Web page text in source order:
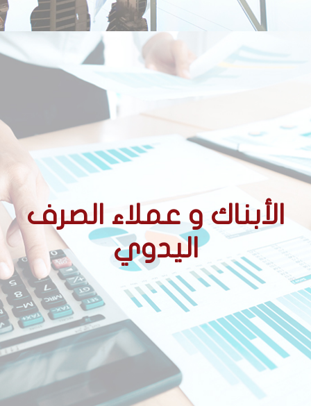
الأبناك و عملاء الصرف
اليدوي
الأحكام التنظيمية المتعلقة
بالوسطاء المعتمدين
ممارسة نشاط الصرف اليدوي